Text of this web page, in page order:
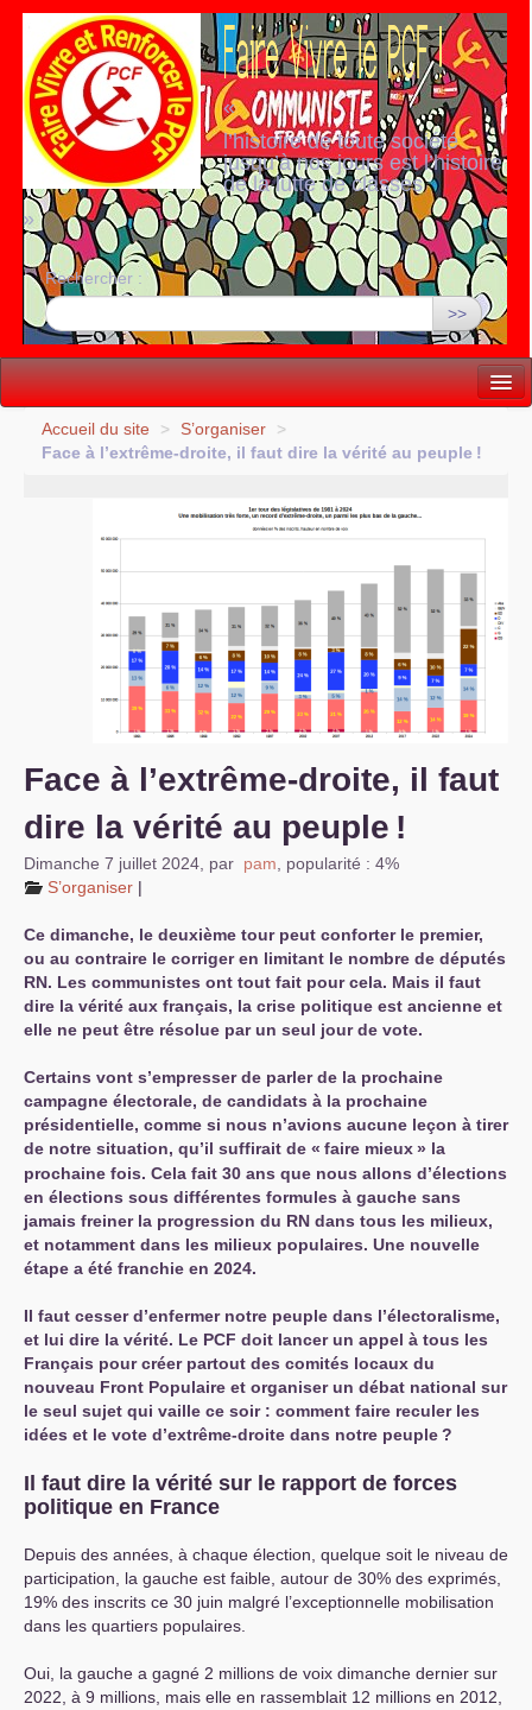
«
l’histoire de toute société
jusqu’à nos jours est l’histoire
de la lutte de classes
»
Rechercher :
>>
Vie politique
Comprendre...
Accueil du site > S’organiser
>
Face à l’extrême-droite, il faut dire la vérité au peuple !
Face à l’extrême-droite, il faut
dire la vérité au peuple !
Dimanche 7 juillet 2024 par pam
popularité : 4%
S’organiser |
Ce dimanche, le deuxième tour peut conforter le premier,
ou au contraire le corriger en limitant le nombre de députés
RN. Les communistes ont tout fait pour cela. Mais il faut
dire la vérité aux français, la crise politique est ancienne et
elle ne peut être résolue par un seul jour de vote.
Certains vont s’empresser de parler de la prochaine
campagne électorale, de candidats à la prochaine
présidentielle, comme si nous n’avions aucune leçon à tirer
de notre situation, qu’il suffirait de « faire mieux» la
prochaine fois. Cela fait 30 ans que nous allons d’élections
en élections sous différentes formules à gauche sans
jamais freiner la progression du RN dans tous les milieux,
et notamment dans les milieux populaires. Une nouvelle
étape a été franchie en 2024.
Il faut cesser d’enfermer notre peuple dans l’électoralisme,
et lui dire la vérité. Le PCF doit lancer un appel à tous les
Français pour créer partout des comités locaux du
nouveau Front Populaire et organiser un débat national sur
le seul sujet qui vaille ce soir : comment faire reculer les
idées et le vote d’extrême-droite dans notre peuple?
Il faut dire la vérité sur le rapport de forces
politique en France
Depuis des années, à chaque élection, quelque soit le niveau de
participation, la gauche est faible, autour de 30% des exprimés,
19% des inscrits ce 30 juin malgré l’exceptionnelle mobilisation
dans les quartiers populaires.
Oui, la gauche a gagné 2 millions de voix dimanche dernier sur
2022, à 9 millions, mais elle en rassemblait 12 millions en 2012,